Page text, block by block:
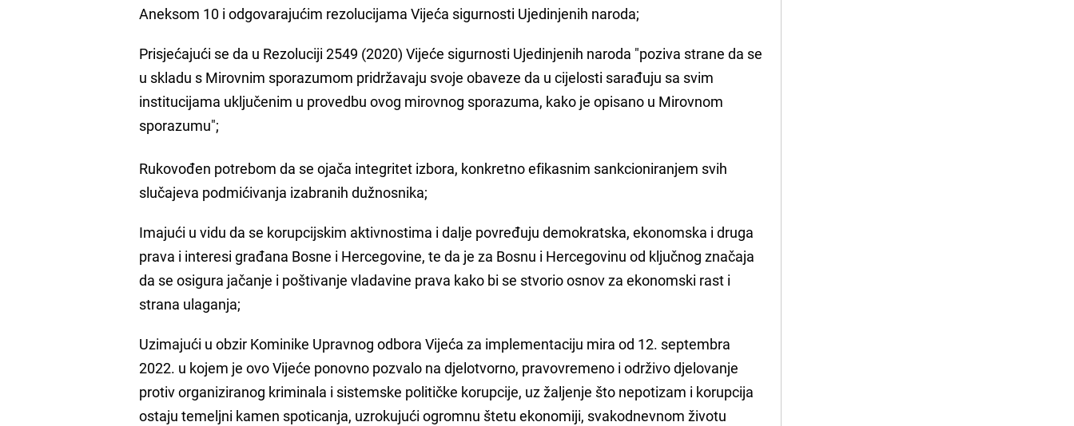
Aneksom 10 i odgovarajućim rezolucijama Vijeća sigurnosti Ujedinjenih naroda;
Prisjećajući se da u Rezoluciji 2549 (2020) Vijeće sigurnosti Ujedinjenih naroda "poziva strane da se
u skladu s Mirovnim sporazumom pridržavaju svoje obaveze da u cijelosti sarađuju sa svim
institucijama uključenim u provedbu ovog mirovnog sporazuma, kako je opisano u Mirovnom
sporazumu";
Rukovođen potrebom da se ojača integritet izbora, konkretno efikasnim sankcioniranjem svih
slučajeva podmićivanja izabranih dužnosnika;
Imajući u vidu da se korupcijskim aktivnostima i dalje povređuju demokratska, ekonomska i druga
prava i interesi građana Bosne i Hercegovine, te da je za Bosnu i Hercegovinu od ključnog značaja
da se osigura jačanje i poštivanje vladavine prava kako bi se stvorio osnov za ekonomski rast i
strana ulaganja;
Uzimajući u obzir Kominike Upravnog odbora Vijeća za implementaciju mira od 12. septembra
2022. u kojem je ovo Vijeće ponovno pozvalo na djelotvorno, pravovremeno i održivo djelovanje
protiv organiziranog kriminala i sistemske političke korupcije, uz žaljenje što nepotizam i korupcija
ostaju temeljni kamen spoticanja, uzrokujući ogromnu štetu ekonomiji, svakodnevnom životu